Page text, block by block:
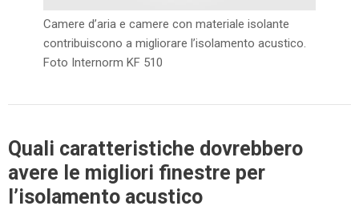
Camere d’aria e camere con materiale isolante
contribuiscono a migliorare l’isolamento acustico.
Foto Internorm KF 510
Quali caratteristiche dovrebbero
avere le migliori finestre per
l’isolamento acustico